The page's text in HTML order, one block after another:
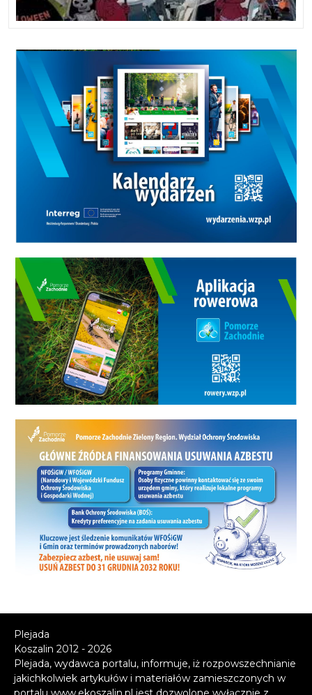
Plejada
Koszalin 2012 - 2026
Plejada, wydawca portalu, informuje, iż rozpowszechnianie
jakichkolwiek artykułów i materiałów zamieszczonych w